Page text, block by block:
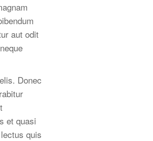
aut odit
Donec
et quasi
quis